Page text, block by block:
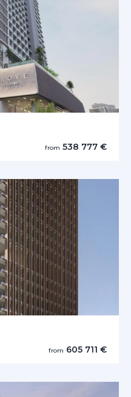
from 538 777 €
from 605 711 €